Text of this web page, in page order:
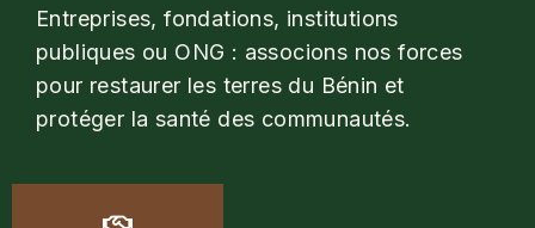
Entreprises, fondations, institutions
publiques ou ONG : associons nos forces
pour restaurer les terres du Bénin et
protéger la santé des communautés.